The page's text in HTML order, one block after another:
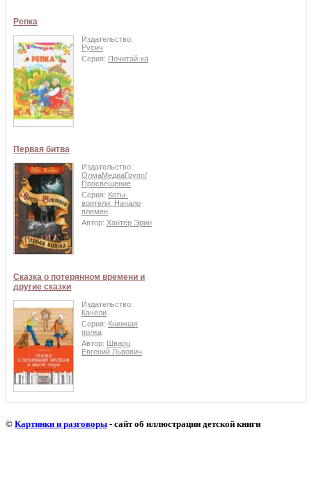
Репка
Издательство:
Русич
Серия: Почитай-ка
Первая битва
Издательство:
ОлмаМедиаГрупп/
Просвещение
Серия: Коты-
воители. Начало
племен
Автор: Хантер Эрин
Сказка о потерянном времени и
другие сказки
Издательство:
Качели
Серия: Книжная
полка
Автор:
Шварц
Евгений Львович
© Картинки и разговоры - сайт об иллюстрации детской книги